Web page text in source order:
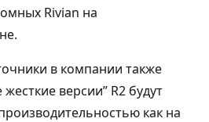
Rivian на
в компании также
версии” R2 будут
как на